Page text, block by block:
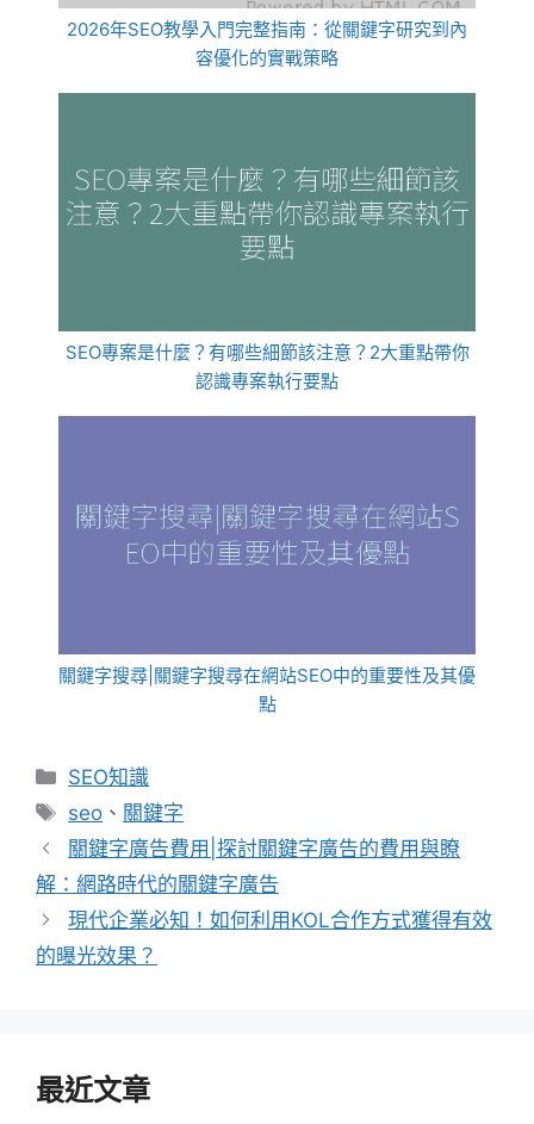
2026年SEO教學入門完整指南：從關鍵字研究到內
容優化的實戰策略
SEO專案是什麼？有哪些細節該注意？2大重點帶你
認識專案執行要點
關鍵字搜尋|關鍵字搜尋在網站SEO中的重要性及其優
點
分
SEO知識
標
籤
seo 、 關鍵字
關鍵字廣告費用|探討關鍵字廣告的費用與瞭
解：網路時代的關鍵字廣告
現代企業必知！如何利用KOL合作方式獲得有效
的曝光效果？
最近文章